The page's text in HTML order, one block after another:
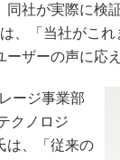
社が実際に検
、「当社がこ
ザーの声に応
ージ事業部
クノロジ
は、「従来の